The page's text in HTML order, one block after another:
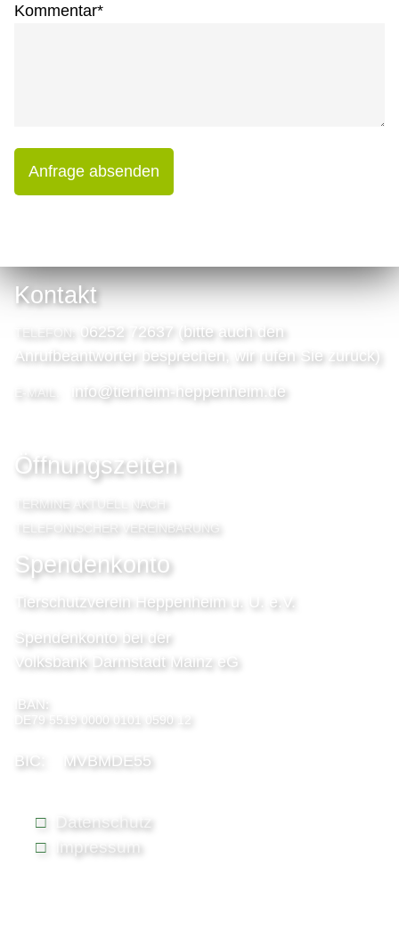
Kommentar*
Anfrage absenden
Kontakt
TELEFON:
06252 72637 (bitte auch den
Anrufbeantworter besprechen, wir rufen Sie zurück)
E-MAIL: info@tierheim-heppenheim.de
Öffnungszeiten
TERMINE AKTUELL NACH
TELEFONISCHER VEREINBARUNG
Spendenkonto
Tierschutzverein Heppenheim u. U. e.V.
Spendenkonto bei der
Volksbank Darmstadt Mainz eG
IBAN:
DE79 5519 0000 0101 0590 12
BIC: MVBMDE55
Datenschutz
Impressum